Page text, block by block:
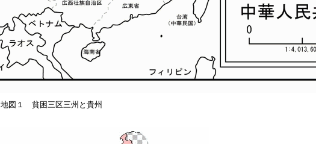
地図１ 貧困三区三州と貴州